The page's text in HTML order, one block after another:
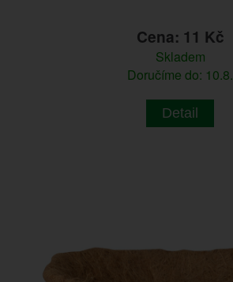
Cena: 11 Kč
Skladem
Doručíme do: 10.8.
Detail